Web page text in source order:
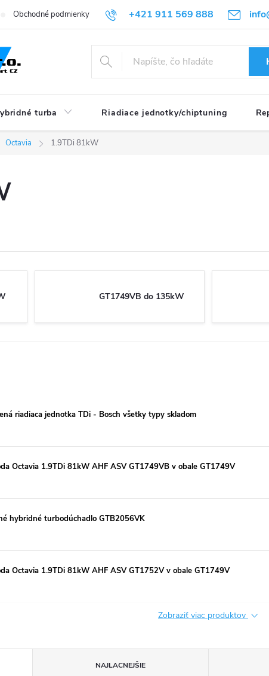
+421 911 569 888
Obchodné podmienky GDPR
turba Riadiace jednotky/chiptuning
Octavia 1.9TDi 81kW
GT1749VB do 135kW
riadiaca jednotka TDi - Bosch všetky typy skladom
Octavia 1.9TDi 81kW AHF ASV GT1749VB v obale GT1749V
hybridné turbodúchadlo GTB2056VK
Octavia 1.9TDi 81kW AHF ASV GT1752V v obale GT1749V
Zobraziť viac produktov
NAJLACNEJŠIE